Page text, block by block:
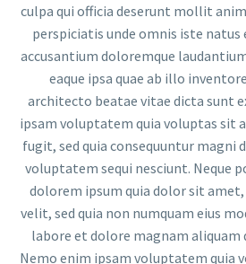
culpa qui officia deserunt mollit
perspiciatis unde omnis iste
accusantium doloremque
eaque ipsa quae ab illo
architecto beatae vitae dicta sunt
ipsam voluptatem quia voluptas sit
fugit, sed quia consequuntur magni
voluptatem sequi nesciunt. Neque
dolorem ipsum quia dolor sit
velit, sed quia non numquam eius
labore et dolore magnam
Nemo enim ipsam voluptatem quia